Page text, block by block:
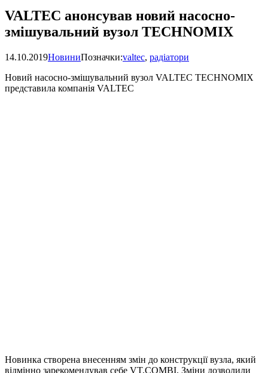
VALTEC анонсував новий насосно-
змішувальний вузол TECHNOMIX
14.10.2019НовиниПозначки:valtec, радіатори
Новий насосно-змішувальний вузол VALTEC TECHNOMIX
представила компанія VALTEC
Новинка створена внесенням змін до конструкції вузла, який
відмінно зарекомендував себе VT.COMBI. Зміни дозволили